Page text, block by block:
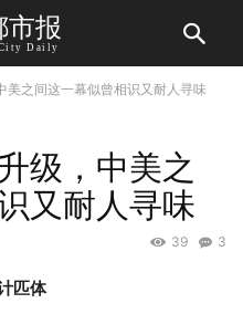
市报
Daily
美之间这一幕似曾相识又耐人寻味
级，中美之
又耐人寻味
3
39
匹体